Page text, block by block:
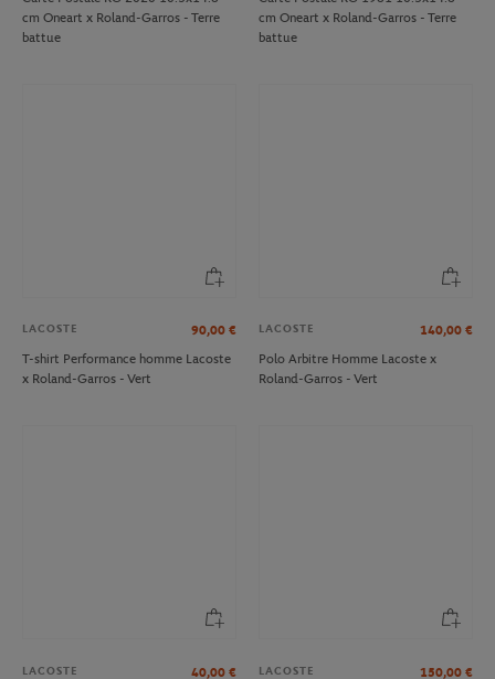
cm Oneart x Roland-Garros - Terre
battue
cm Oneart x Roland-Garros - Terre
battue
LACOSTE 90,00 €
T-shirt Performance homme Lacoste
x Roland-Garros - Vert
LACOSTE 140,00 €
Polo Arbitre Homme Lacoste x
Roland-Garros - Vert
LACOSTE 40,00 €
LACOSTE 150,00 €